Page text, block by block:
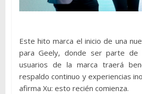
Este hito marca el inicio de una
para Geely, donde ser parte de
usuarios de la marca traerá
respaldo continuo y experiencias
afirma Xu: esto recién comienza.